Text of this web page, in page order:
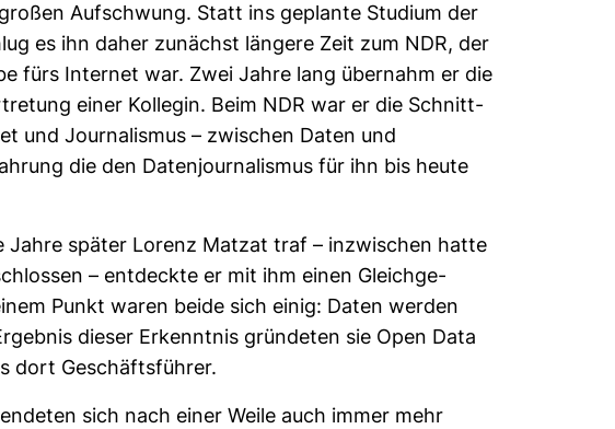
Auf­schwung. Statt ins geplante Stu­dium der
es ihn daher zunächst län­gere Zeit zum NDR, der
fürs Internet war. Zwei Jahre lang über­nahm er die
einer Kol­legin. Beim NDR war er die Schnitt­
und Jour­na­lismus – zwi­schen Daten und
die den Daten­jour­na­lismus für ihn bis heute
Jahre später Lorenz Matzat traf – inzwi­schen hatte
– ent­deckte er mit ihm einen Gleich­ge­
Punkt waren beide sich einig: Daten werden
dieser Erkenntnis grün­deten sie Open Data
dort Geschäfts­führer.
sich nach einer Weile auch immer mehr